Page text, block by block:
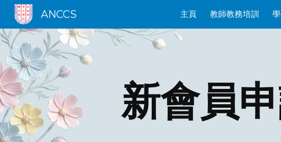
Skip to main
ANCCS 主頁 教師教務培訓
新會員